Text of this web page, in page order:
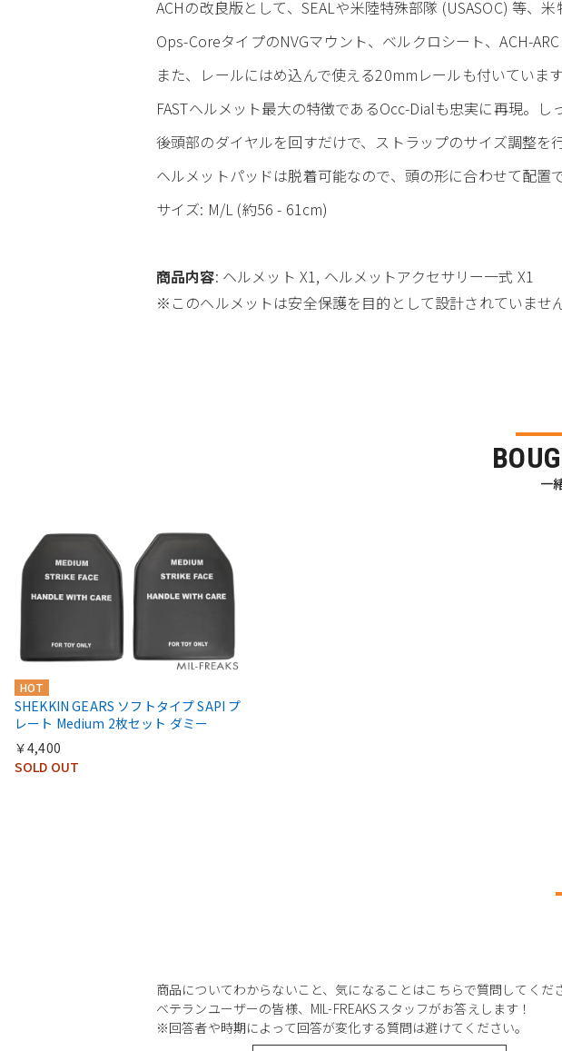
ACHの改良版として、SEALや米陸特殊部隊 (USASOC) 等、
Ops-CoreタイプのNVGマウント、ベルクロシート、ACH-
また、レールにはめ込んで使える20mmレールも付いていま
FASTヘルメット最大の特徴であるOcc-Dialも忠実に再現。し
後頭部のダイヤルを回すだけで、ストラップのサイズ調整を行
ヘルメットパッドは脱着可能なので、頭の形に合わせて配置で
サイズ: M/L (約56 - 61cm)
商品内容: ヘルメット X1, ヘルメットアクセサリー一式 X1
※このヘルメットは安全保護を目的として設計されていませ
一
HOT
SHEKKIN GEARS ソフトタイプ SAPI プ
レート Medium 2枚セット ダミー
￥4,400
SOLD OUT
商品についてわからないこと、気になることはこちらで質問してくだ
ベテランユーザーの皆様、MIL-FREAKSスタッフがお答えします！
※回答者や時期によって回答が変化する質問は避けてください。